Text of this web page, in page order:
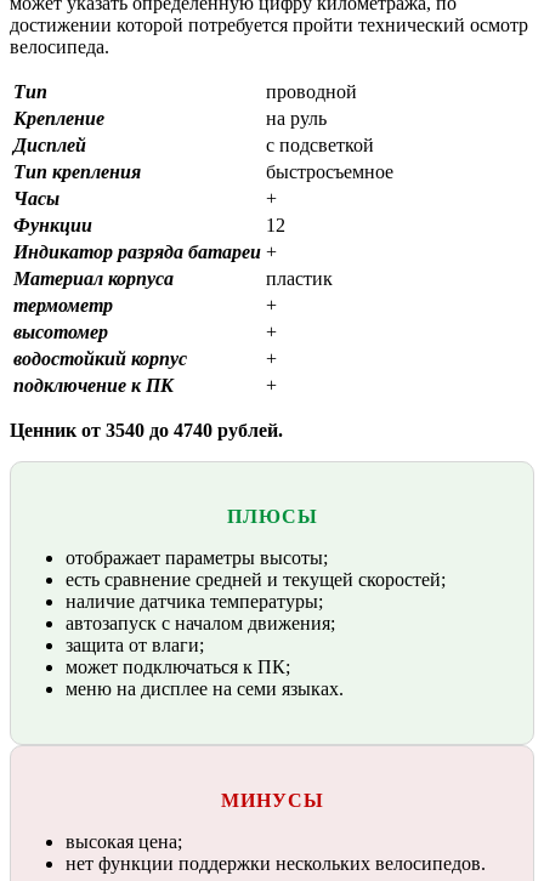
достижении которой потребуется пройти технический осмотр
велосипеда.
Тип
проводной
Крепление
на руль
Дисплей
с подсветкой
Тип крепления
быстросъемное
Часы
+
Функции
12
Индикатор разряда батареи +
Материал корпуса
пластик
термометр
+
высотомер
+
водостойкий корпус
+
подключение к ПК
+
Ценник от 3540 до 4740 рублей.
ПЛЮСЫ
отображает параметры высоты;
есть сравнение средней и текущей скоростей;
наличие датчика температуры;
автозапуск с началом движения;
защита от влаги;
может подключаться к ПК;
меню на дисплее на семи языках.
МИНУСЫ
высокая цена;
нет функции поддержки нескольких велосипедов.